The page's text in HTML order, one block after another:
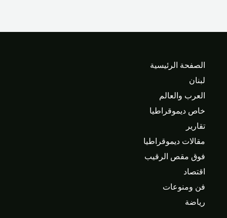
الصفحة الرئيسية
لبنان
العرب والعالم
خاص ديموقراطيا
تقارير
مقالات ديموقراطيا
فوق مقص الرقيب
اقتصاد
فن ومنوعات
رياضة